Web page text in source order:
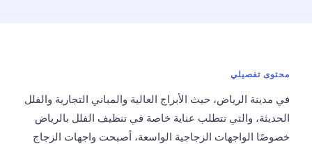
محتوى تفصيلي
في مدينة الرياض، حيث الأبراج العالية والمباني التجارية والفلل
الحديثة، والتي تتطلب عناية خاصة في تنظيف الفلل بالرياض
خصوصًا الواجهات الزجاجية الواسعة، أصبحت واجهات الزجاج